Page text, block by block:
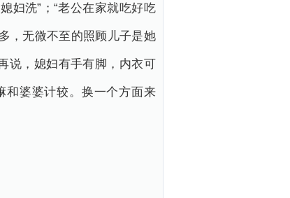
妇洗”；“老公在家就吃好吃
，无微不至的照顾儿子是她
说，媳妇有手有脚，内衣可
和婆婆计较。换一个方面来